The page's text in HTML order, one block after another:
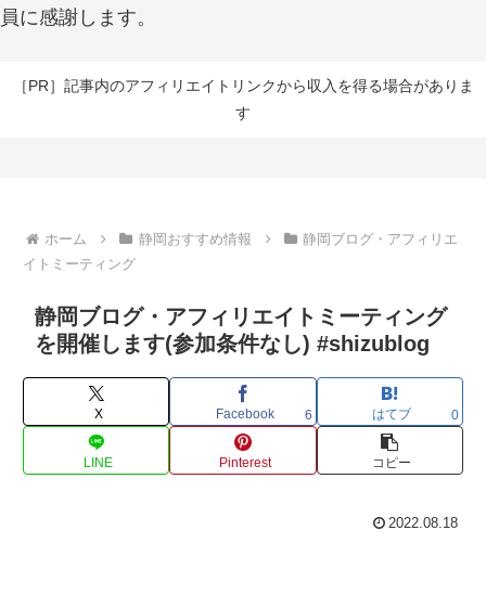
員に感謝します。
［PR］記事内のアフィリエイトリンクから収入を得る場合がありま
す
ホーム 静岡おすすめ情報
静岡ブログ・アフィリエ
イトミーティング
静岡ブログ・アフィリエイトミーティング
を開催します(参加条件なし) #shizublog
X Facebook 6 はてブ 0
LINE Pinterest コピー
2022.08.18